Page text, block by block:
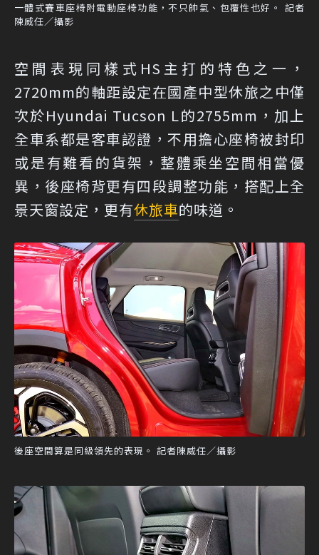
一體式賽車座椅附電動座椅功能，不只帥氣、包覆性也好。 記者
陳威任／攝影
空間表現同樣式HS主打的特色之一，
2720mm的軸距設定在國產中型休旅之中僅
次於Hyundai Tucson L的2755mm，加上
全車系都是客車認證，不用擔心座椅被封印
或是有難看的貨架，整體乘坐空間相當優
異，後座椅背更有四段調整功能，搭配上全
景天窗設定，更有休旅車的味道。
後座空間算是同級領先的表現。 記者陳威任／攝影